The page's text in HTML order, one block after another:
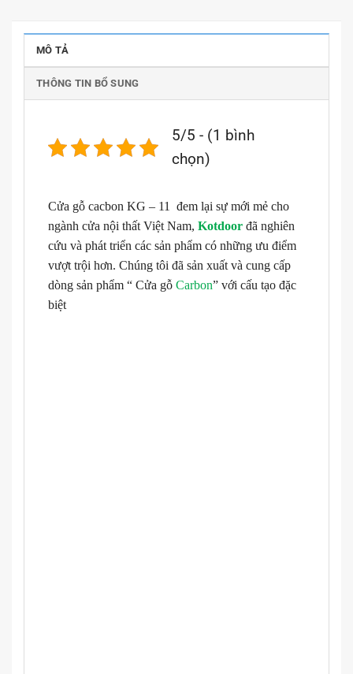
MÔ TẢ
THÔNG TIN BỔ SUNG
5/5 - (1 bình
chọn)
Cửa gỗ cacbon KG – 11 đem lại sự mới mẻ cho
ngành cửa nội thất Việt Nam, Kotdoor đã nghiên
cứu và phát triển các sản phẩm có những ưu điểm
vượt trội hơn. Chúng tôi đã sản xuất và cung cấp
dòng sản phẩm “ Cửa gỗ Carbon” với cấu tạo đặc
biệt